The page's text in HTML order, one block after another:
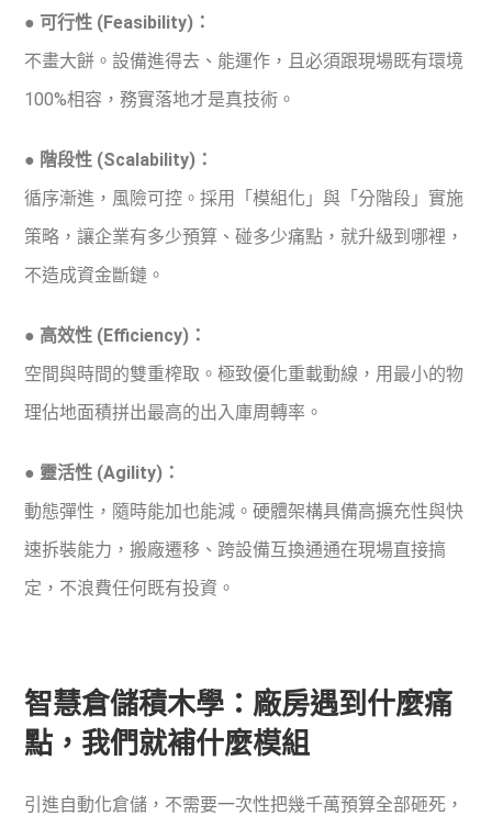
● 可行性 (Feasibility)：
不畫大餅。設備進得去、能運作，且必須跟現場既有環境
100%相容，務實落地才是真技術。
● 階段性 (Scalability)：
循序漸進，風險可控。採用「模組化」與「分階段」實施
策略，讓企業有多少預算、碰多少痛點，就升級到哪裡，
不造成資金斷鏈。
● 高效性 (Efficiency)：
空間與時間的雙重榨取。極致優化重載動線，用最小的物
理佔地面積拼出最高的出入庫周轉率。
● 靈活性 (Agility)：
動態彈性，隨時能加也能減。硬體架構具備高擴充性與快
速拆裝能力，搬廠遷移、跨設備互換通通在現場直接搞
定，不浪費任何既有投資。
智慧倉儲積木學：廠房遇到什麼痛
點，我們就補什麼模組
引進自動化倉儲，不需要一次性把幾千萬預算全部砸死，